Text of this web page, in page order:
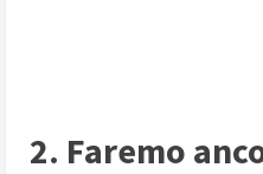
2. Faremo